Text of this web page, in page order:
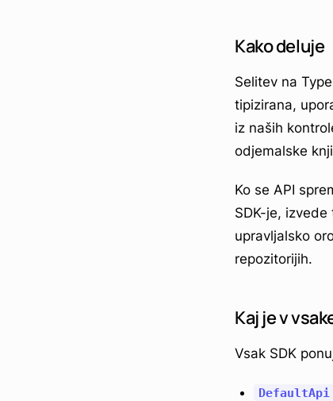
Kako deluje
Selitev na
tipizirana,
iz naših
odjemalske
Ko se API
SDK-je,
upravljalsko
repozitorijih.
Kaj je v
Vsak SDK
DefaultApi